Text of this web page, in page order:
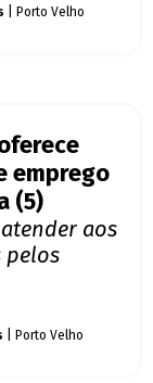
| Porto Velho
emprego
(5)
aos
pelos
| Porto Velho